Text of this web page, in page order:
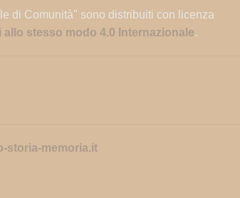
di Comunità" sono distribuiti con licenza
stesso modo 4.0 Internazionale.
storia-memoria.it